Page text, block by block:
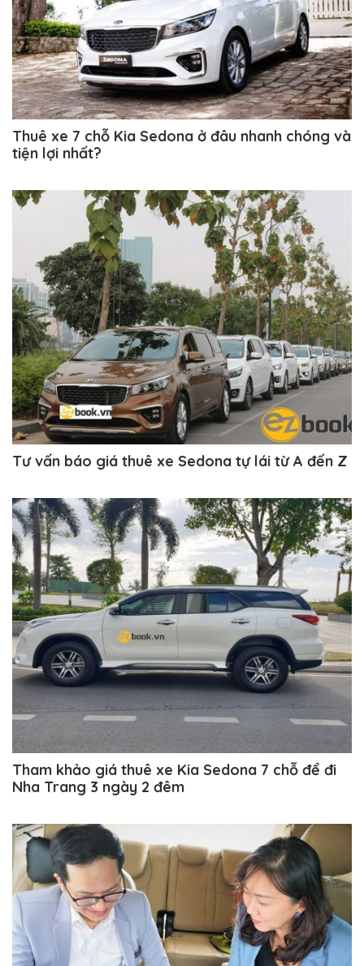
Thuê xe 7 chỗ Kia Sedona ở đâu nhanh chóng và
tiện lợi nhất?
Tư vấn báo giá thuê xe Sedona tự lái từ A đến Z
Tham khảo giá thuê xe Kia Sedona 7 chỗ để đi
Nha Trang 3 ngày 2 đêm